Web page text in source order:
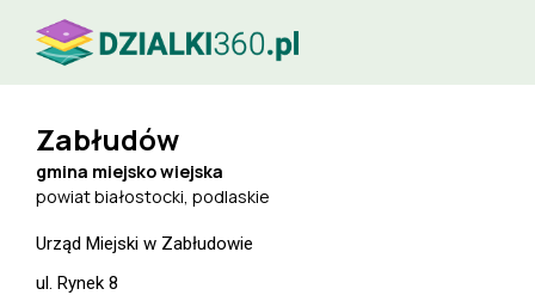
Zabłudów
gmina miejsko wiejska
powiat białostocki, podlaskie
Urząd Miejski w Zabłudowie
ul. Rynek 8